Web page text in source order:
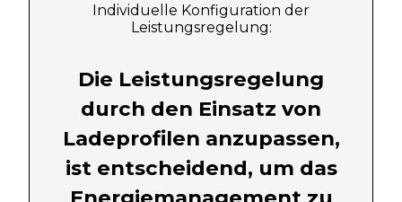
Individuelle Konfiguration der
Leistungsregelung:
Die Leistungsregelung
durch den Einsatz von
Ladeprofilen anzupassen,
ist entscheidend, um das